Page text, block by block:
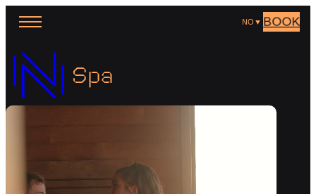
NO ▼ BOOK
Spa